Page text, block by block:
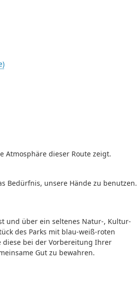
dieser Route zeigt.
Bedürfnis, unsere Hände zu benutzen.
und über ein seltenes Natur-, Kultur-
des Parks mit blau-weiß-roten
diese bei der Vorbereitung Ihrer
Gut zu bewahren.